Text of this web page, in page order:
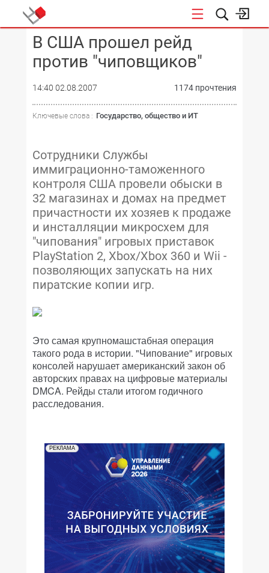
КОНФЕРЕНЦИИ
В США прошел рейд
против "чиповщиков"
14:40 02.08.2007 1174 прочтения
Ключевые слова : Государство, общество и ИТ
Сотрудники Службы
иммиграционно-таможенного
контроля США провели обыски в
32 магазинах и домах на предмет
причастности их хозяев к продаже
и инсталляции микросхем для
"чипования" игровых приставок
PlayStation 2, Xbox/Xbox 360 и Wii -
позволяющих запускать на них
пиратские копии игр.
Это самая крупномашстабная операция
такого рода в истории. "Чипование" игровых
консолей нарушает американский закон об
авторских правах на цифровые материалы
DMCA. Рейды стали итогом годичного
расследования.
РЕКЛАМА